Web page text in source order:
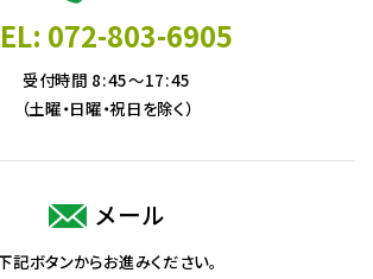
072-803-6905
受付時間 8:45～17:45
（土曜・日曜・祝日を除く）
メール
記ボタンからお進みください。